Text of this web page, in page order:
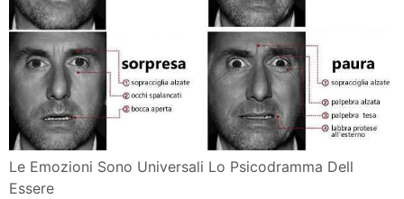
Le Emozioni Sono Universali Lo Psicodramma Dell
Essere